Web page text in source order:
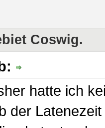
Coswig.
hatte ich
der